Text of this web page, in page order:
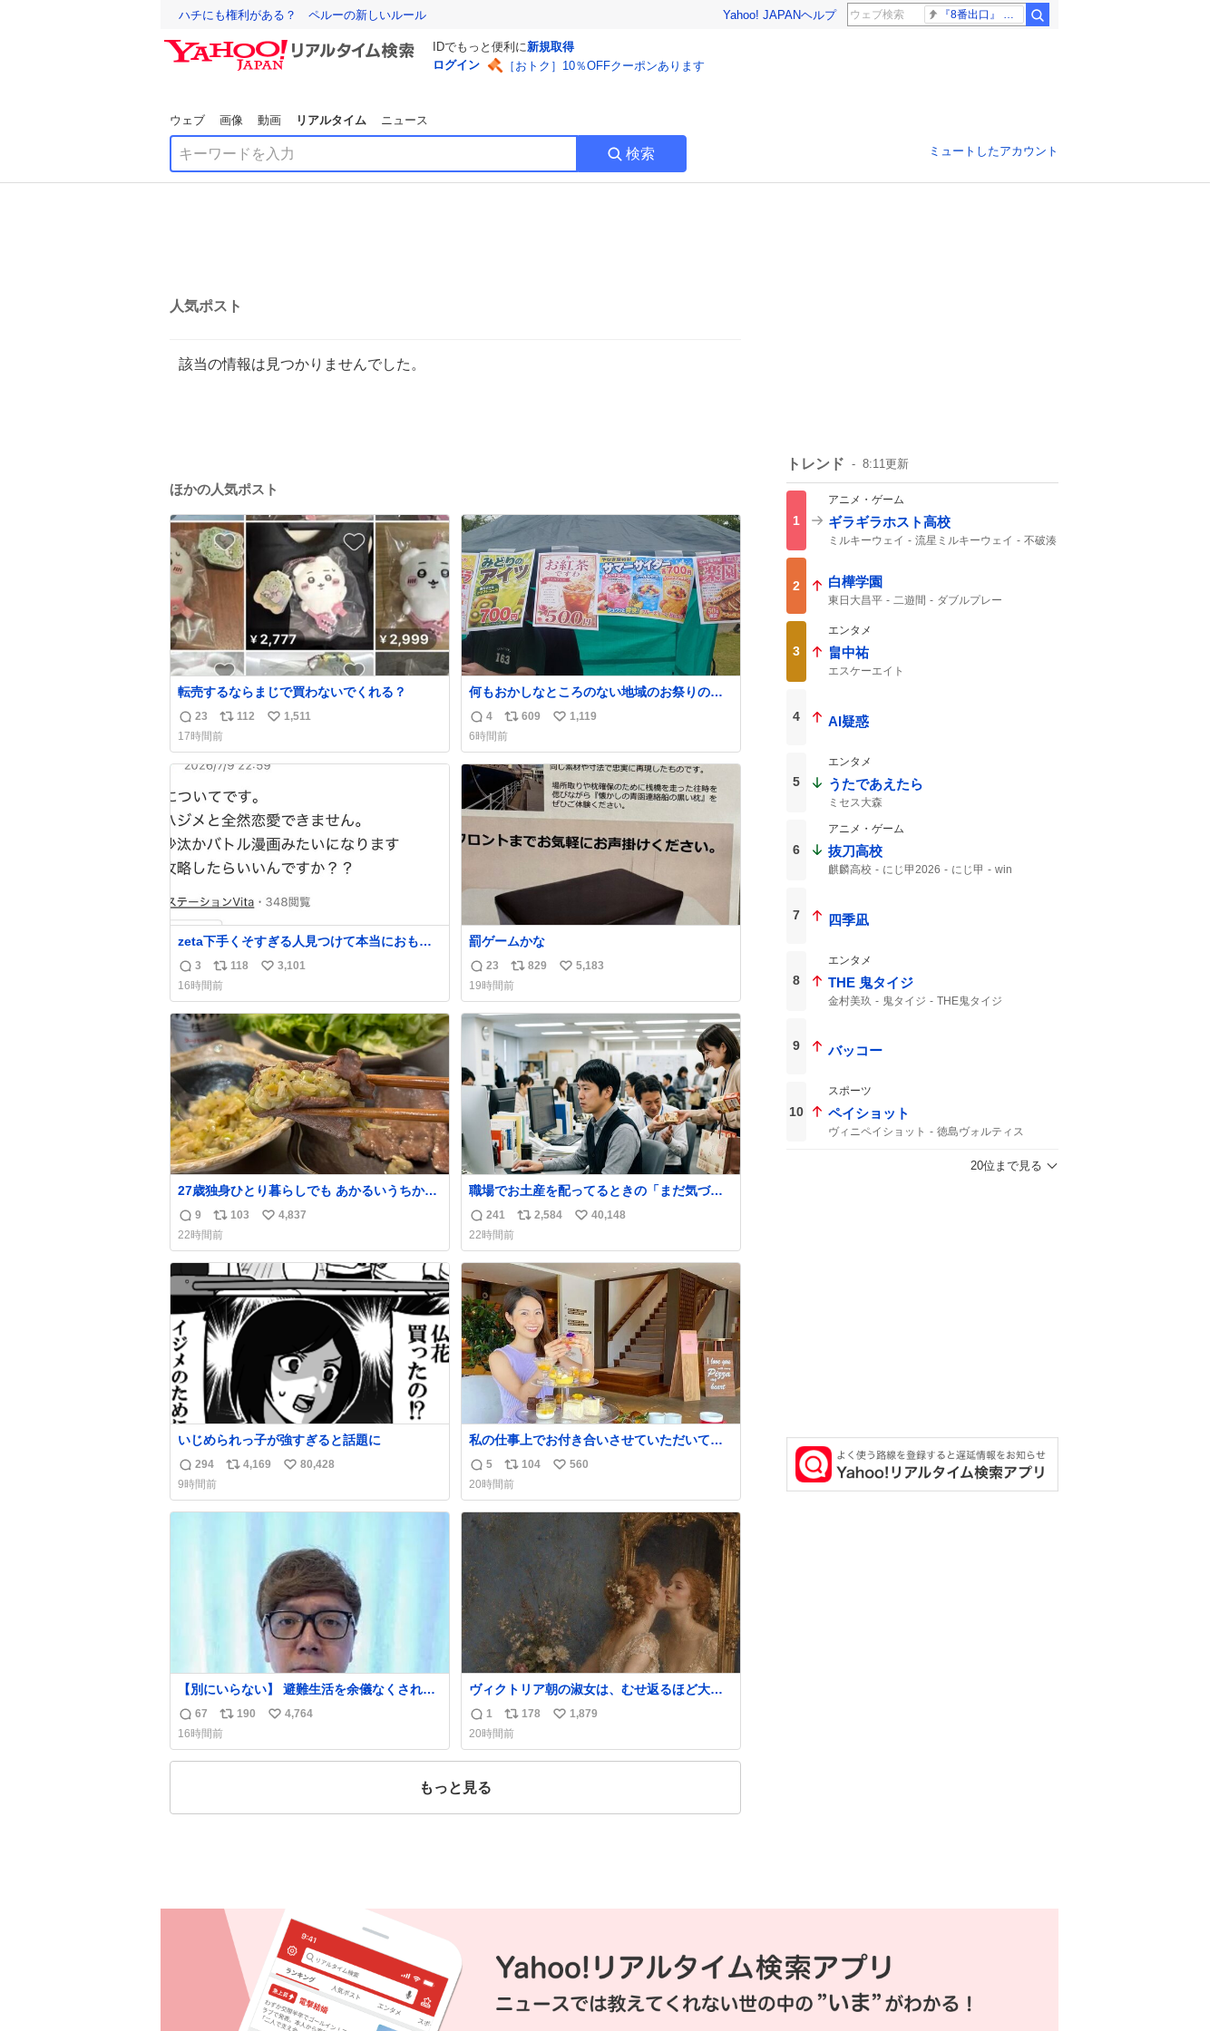
ハチにも権利がある？ ペルーの新しいルール Yahoo! JAPANヘルプ 『8番出口』 金ロー
IDでもっと便利に新規取得
ログイン
［おトク］10％OFFクーポンあります
ウェブ 画像 動画 リアルタイム ニュース
検索 ミュートしたアカウント
人気ポスト
該当の情報は見つかりませんでした。
ほかの人気ポスト
転売するならまじで買わないでくれる？
返
信
数
23
リ
ポ
ス
数
112
い
ね
1,511
17時間前
何もおかしなところのない地域のお祭りの屋
台。あとなんか割と聞き馴染みのあるBGMが
流れてます #関広見まつり #関広見まつり
2026
返
信
数
4
リ
ポ
ス
ト
数
609
い
ね
数
1,119
6時間前
zeta下手くそすぎる人見つけて本当におもろ
い
返
信
数
3
リ
ポ
ス
ト
数
118
い
ね
数
3,101
16時間前
罰ゲームかな
返
信
数
23
リ
ポ
ス
ト
数
829
い
ね
数
5,183
19時間前
27歳独身ひとり暮らしでも あかるいうちから
呑みながらキッチンでひとり焼肉できてしあ
わせだもん՞ o̴̶̷̥ ̫ o̴̶̷̥ ՞
返
信
数
9
リ
ポ
ス
ト
数
103
い
ね
数
4,837
22時間前
職場でお土産を配ってるときの「まだ気づい
てませんよ」的な演技が毎回シンドい。
返
信
数
241
リ
ス
ト
数
2,584
い
ね
数
40,148
22時間前
いじめられっ子が強すぎると話題に
返
信
数
294
リ
ス
4,169
い
ね
80,428
9時間前
私の仕事上でお付き合いさせていただいてい
る富裕層の社長さん達は、こんな事しない。
こんな自慢は一切しないし、なんなら表に出
てこない。 自分に自信がない半端モンはブラ
ンドで自分を飾りキラキラ自慢をする。 #折
田楓 #merchu
返
信
数
5
リ
ポ
ス
ト
104
い
ね
560
20時間前
【別にいらない】 避難生活を余儀なくされて
いる子どもたちのためにヒカキンボックス
1000個を寄付させていただきました
返
信
数
67
リ
ポ
ス
190
い
ね
4,764
16時間前
ヴィクトリア朝の淑女は、むせ返るほど大量
の香水を身につけるものではないとされてい
た。それでも香水は、髪や肌の手入れと同じ
くらい、ヴィクトリア朝の女性達の美容習慣
に欠かせないものだった。 当時の香水は、現
の大部分は薔薇、菫、ベルガモット、
返
信
数
1
リ
ポ
ス
178
い
ね
1,879
20時間前
もっと見る
トレンド 8:11更新
1
アニメ・ゲーム
ギラギラホスト高校
ミルキーウェイ 流星ミルキーウェイ 不破湊
2 白樺学園
東日大昌平 二遊間
ダブルプレー
グラブトス
スーパープレー
3
エンタメ
畠中祐
エスケーエイト
4 AI疑惑
5
エンタメ
うたであえたら
ミセス大森
6
アニメ・ゲーム
抜刀高校
麒麟高校 にじ甲2026 にじ甲 win
7 四季凪
8
エンタメ
THE 鬼タイジ
金村美玖 鬼タイジ THE鬼タイジ
9 バッコー
10
スポーツ
ペイショット
ヴィニペイショット
徳島ヴォルティス
1ゴール1アシスト
コンサドーレ札幌
ヴィニ
20位まで見る